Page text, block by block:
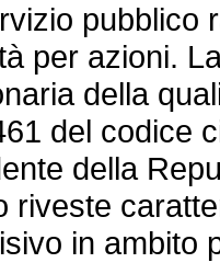
pubblico
per azioni.
della
del codice
della
riveste
in ambito